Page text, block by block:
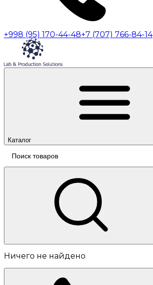
+998 (95) 170-44-48+7 (707) 766-84-14
Каталог
Ничего не найдено